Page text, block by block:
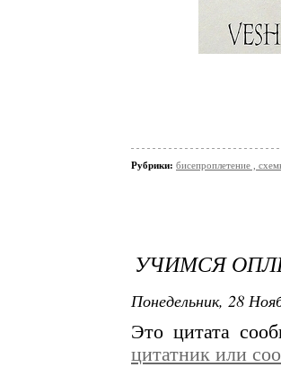
Рубрики: бисепроплетение ,
УЧИМСЯ
Понедельник, 28
Это цитата
цитатник или